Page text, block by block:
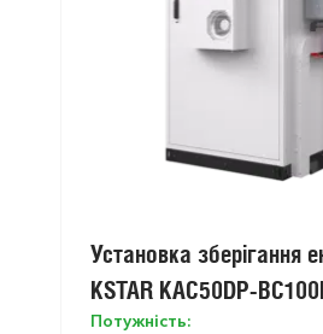
Установка зберігання
KSTAR KAC50DP-
Потужність: